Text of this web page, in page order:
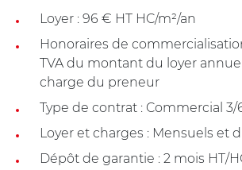
Loyer : 96 € HT HC/m²/an
Honoraires de
TVA du montant du loyer
charge du preneur
Type de contrat : Commercial 3/
Loyer et charges : Mensuels et
Dépôt de garantie : 2 mois HT/